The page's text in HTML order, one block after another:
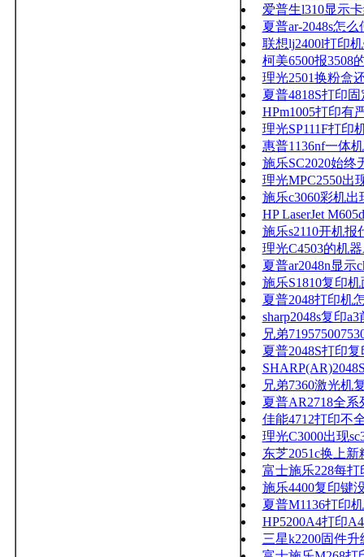
爱普生l310显示
夏普ar-2048s怎
联想lj2400l打印
柯美6500报3508
理光2501换粉盒
夏普4818S打印
HPm1005打印有
理光SP111F打印
惠普1136nf一体
施乐SC2020始终
理光MPC2550出
施乐c3060彩机出
HP LaserJet
施乐s2110开机报
理光C4503的机
夏普ar2048n显示
施乐S1810复印
夏普2048打印机
sharp2048s复印
兄弟
夏普2048S打印
兄弟7360激光机
夏普AR2718全
佳能4712打印不
理光C3000出现
东芝2051c换上
富士施乐228每
施乐4400复印键
夏普M1136打印
HP5200A4打印
三星k2200固件升